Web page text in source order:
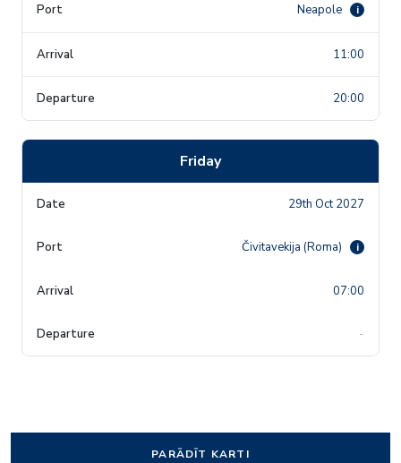
Neapole i
11:00
20:00
Friday
29th Oct 2027
Čivitavekija (Roma) i
07:00
-
PARĀDĪT KARTI